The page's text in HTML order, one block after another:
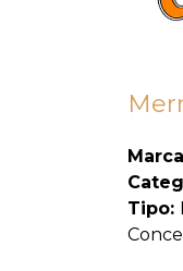
Tipo: